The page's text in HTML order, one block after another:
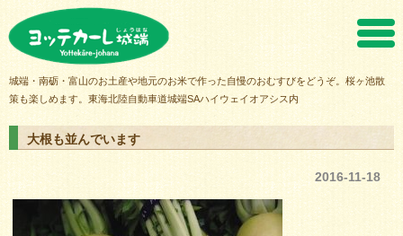
城端・南砺・富山のお土産や地元のお米で作った自慢のおむすびをどうぞ。桜ヶ池散
策も楽しめます。東海北陸自動車道城端SAハイウェイオアシス内
大根も並んでいます
2016-11-18